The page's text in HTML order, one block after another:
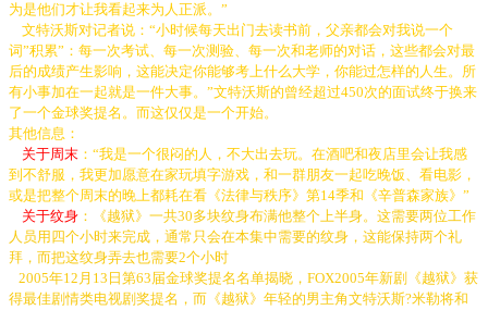
为是他们才让我看起来为人正派。”
文特沃斯对记者说：“小时候每天出门去读书前，父亲都会对我说一个
词”积累”：每一次考试、每一次测验、每一次和老师的对话，这些都会对最
后的成绩产生影响，这能决定你能够考上什么大学，你能过怎样的人生。所
有小事加在一起就是一件大事。”文特沃斯的曾经超过450次的面试终于换来
了一个金球奖提名。而这仅仅是一个开始。
其他信息：
关于周末 ：“我是一个很闷的人，不大出去玩。在酒吧和夜店里会让我感
到不舒服，我更加愿意在家玩填字游戏，和一群朋友一起吃晚饭、看电影，
或是把整个周末的晚上都耗在看《法律与秩序》第14季和《辛普森家族》”
关于纹身 ：《越狱》一共30多块纹身布满他整个上半身。这需要两位工作
人员用四个小时来完成，通常只会在本集中需要的纹身，这能保持两个礼
拜，而把这纹身弄去也需要2个小时
2005年12月13日第63届金球奖提名名单揭晓，FOX2005年新剧《越狱》获
得最佳剧情类电视剧奖提名，而《越狱》年轻的男主角文特沃斯?米勒将和